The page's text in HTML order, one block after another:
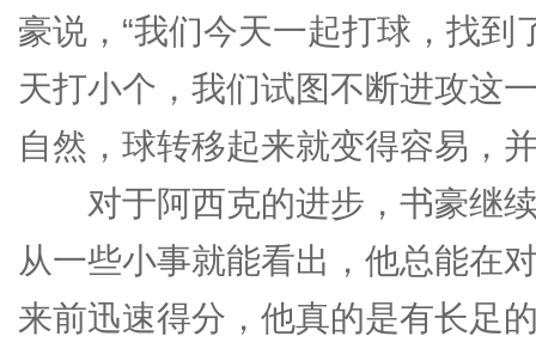
豪说，“我们今天一起打球，找
天打小个，我们试图不断进攻这
自然，球转移起来就变得容易，
对于阿西克的进步，书豪继续
从一些小事就能看出，他总能在
来前迅速得分，他真的是有长足